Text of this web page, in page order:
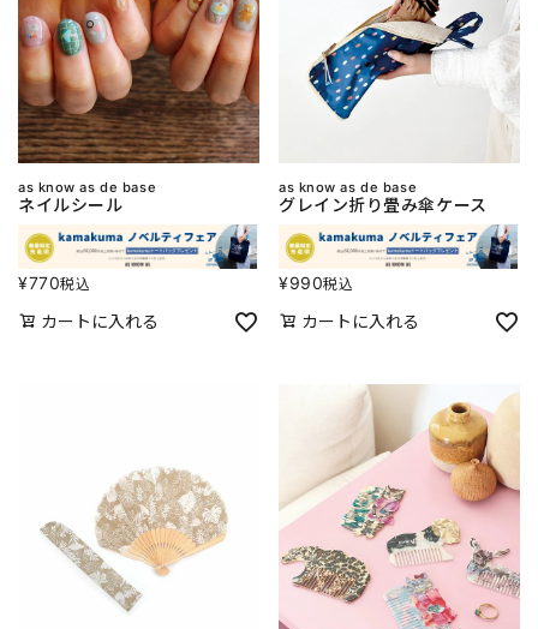
as know as de base
ネイルシール
¥770税込
カートに入れる
as know as de base
グレイン折り畳み傘ケース
¥990税込
カートに入れる